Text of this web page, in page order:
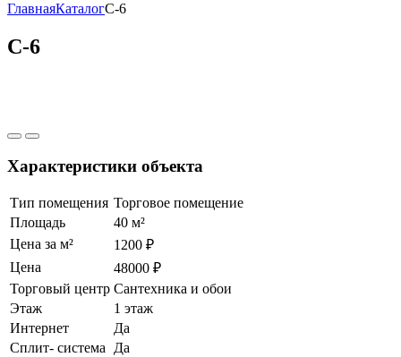
ГлавнаяКаталогC-6
C-6
Характеристики объекта
Тип помещения Торговое помещение
Площадь
40 м²
Цена за м²
1200 ₽
Цена
48000 ₽
Торговый центр Сантехника и обои
Этаж
1 этаж
Интернет
Да
Сплит- система
Да